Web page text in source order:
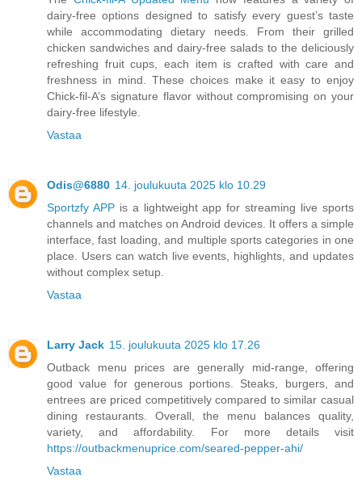
dairy-free options designed to satisfy every guest’s taste
while accommodating dietary needs. From their grilled
chicken sandwiches and dairy-free salads to the deliciously
refreshing fruit cups, each item is crafted with care and
freshness in mind. These choices make it easy to enjoy
Chick-fil-A’s signature flavor without compromising on your
dairy-free lifestyle.
Vastaa
Odis@6880 14. joulukuuta 2025 klo 10.29
Sportzfy APPis a lightweight app for streaming live sports
channels and matches on Android devices. It offers a simple
interface, fast loading, and multiple sports categories in one
place. Users can watch live events, highlights, and updates
without complex setup.
Vastaa
Larry Jack 15. joulukuuta 2025 klo 17.26
Outback menu prices are generally mid-range, offering
good value for generous portions. Steaks, burgers, and
entrees are priced competitively compared to similar casual
dining restaurants. Overall, the menu balances quality,
variety, and affordability. For more details visit
https://outbackmenuprice.com/seared-pepper-ahi/
Vastaa